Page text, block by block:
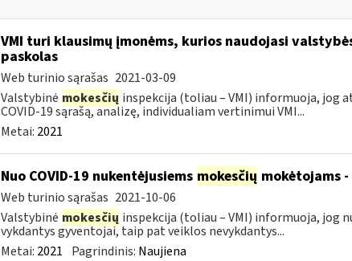
VMI turi klausimų įmonėms, kurios naudojasi
paskolas
Web turinio sąrašas 2021-03-09
Valstybinė mokesčių inspekcija (toliau – VMI) informuoja, jog
COVID-19 sąrašą, analizę, individualiam vertinimui VMI...
Metai: 2021
Nuo COVID-19 nukentėjusiems mokesčių mokėtojams
Web turinio sąrašas 2021-10-06
Valstybinė mokesčių inspekcija (toliau – VMI) informuoja, jog
vykdantys gyventojai, taip pat veiklos nevykdantys...
Metai: 2021 Pagrindinis: Naujiena